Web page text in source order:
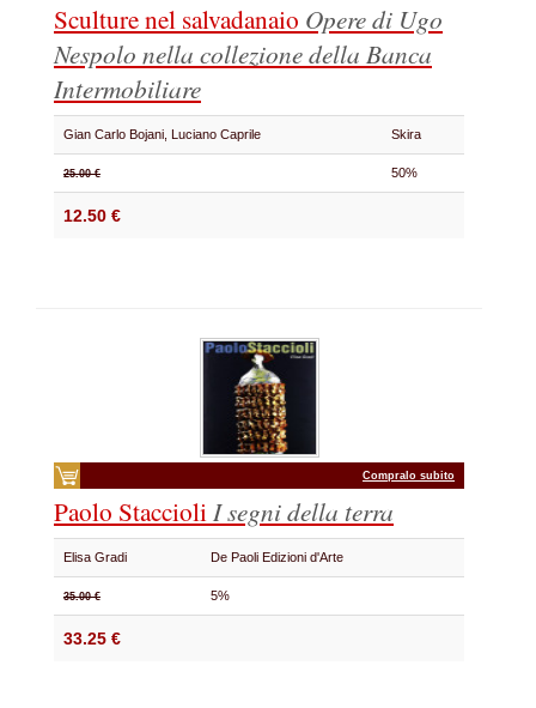
Sculture nel salvadanaio Opere di Ugo
Nespolo nella collezione della Banca
Intermobiliare
Gian Carlo Bojani, Luciano Caprile Skira
25.00 € 50%
12.50 €
Compralo subito
Paolo StaccioliI segni della terra
Elisa Gradi De Paoli Edizioni d'Arte
35.00 € 5%
33.25 €